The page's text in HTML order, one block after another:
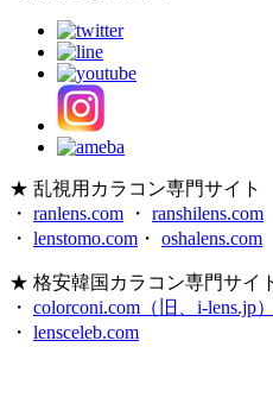
★ 乱視用カラコン専門サイト
・ ranlens.com ・ ranshilens.com
・ lenstomo.com ・ oshalens.com
★ 格安韓国カラコン専門サイ
・ colorconi.com（旧、i-lens.jp）
・ lensceleb.com